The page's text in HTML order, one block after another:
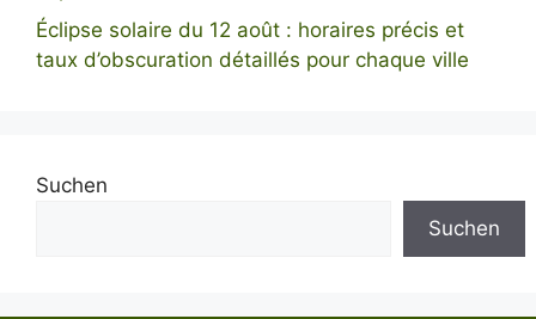
Éclipse solaire du 12 août : horaires précis et
taux d’obscuration détaillés pour chaque ville
Suchen
Suchen